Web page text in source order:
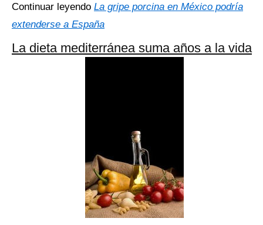
Continuar leyendo La gripe porcina en México podría
extenderse a España
La dieta mediterránea suma años a la vida